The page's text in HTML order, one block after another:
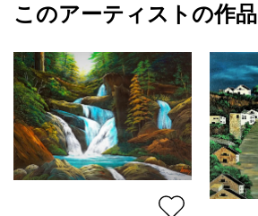
カラー
その他カラー
ジャンル
風景画
配送目安
二週間以内
Issey
このアーティストの作品